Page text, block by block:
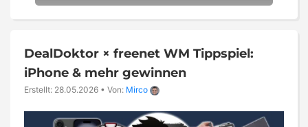
DealDoktor × freenet WM Tippspiel:
iPhone & mehr gewinnen
Erstellt: 28.05.2026 • Von: Mirco